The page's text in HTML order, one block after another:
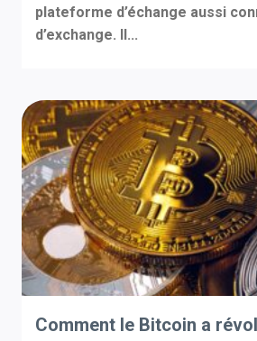
plateforme d’échange aussi
d’exchange. Il...
Comment le Bitcoin a